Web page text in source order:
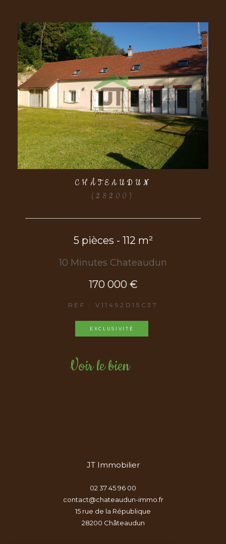
CHÂTEAUDUN
(28200)
5 pièces - 112 m²
10 Minutes Chateaudun
170 000 €
REF : V11492D15C37
EXCLUSIVITÉ
Voir le bien
JT Immobilier
02 37 45 96 00
contact@chateaudun-immo.fr
15 rue de la République
28200
châteaudun